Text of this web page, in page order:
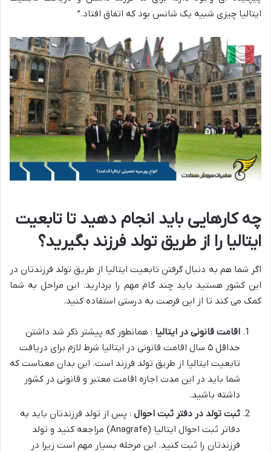
ایتالیا چیزی شبیه یک شانس بود که اتفاق افتاد.”
چه کارهایی باید انجام دهید تا تابعیت
ایتالیا را از طریق تولد فرزند بگیرید؟
اگر شما هم به دنبال گرفتن تابعیت ایتالیا از طریق تولد فرزندتان در
این کشور هستید باید چند گام مهم را بردارید. این مراحل به شما
کمک می کند تا از این فرصت به درستی استفاده کنید.
اقامت قانونی در ایتالیا : همانطور که پیشتر ذکر شد داشتن
حداقل ۵ سال اقامت قانونی در ایتالیا شرط لازم برای دریافت
تابعیت ایتالیا از طریق تولد فرزند است. این بدان معناست که
شما باید در این مدت اجازه اقامت معتبر و قانونی در کشور
داشته باشید.
ثبت تولد در دفتر ثبت احوال : پس از تولد فرزندتان باید به
دفاتر ثبت احوال ایتالیا (Anagrafe) مراجعه کنید و تولد
فرزندتان را ثبت کنید. این مرحله بسیار مهم است زیرا در